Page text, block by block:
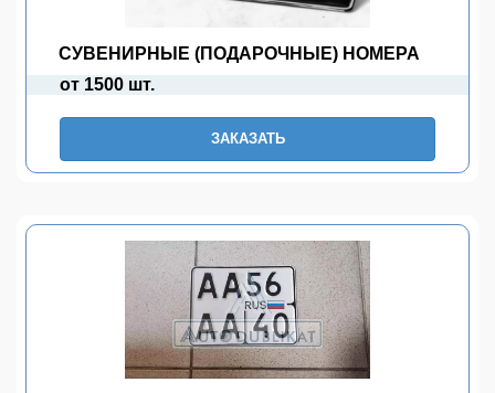
СУВЕНИРНЫЕ (ПОДАРОЧНЫЕ) НОМЕРА
от 1500 шт.
ЗАКАЗАТЬ